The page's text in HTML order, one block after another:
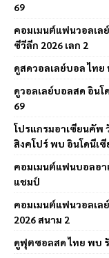
69
คอมเมนต์แฟนวอลเล
ซีวีลีก 2026 เลก 2
ดูสดวอลเลย์บอล ไทย
ดูวอลเลย์บอลสด อินโ
69
โปรแกรมอาเซียนคัพ
สิงคโปร์ พบ อินโดนีเซี
คอมเมนต์แฟนบอลอา
แชมป์
คอมเมนต์แฟนวอลเล
2026 สนาม 2
ดูฟุตซอลสด ไทย พบ